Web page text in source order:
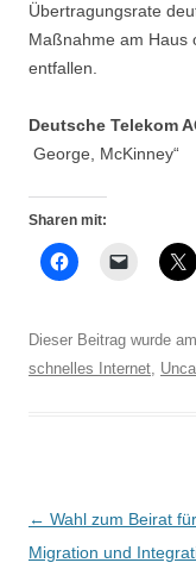
Übertragungsrate
Maßnahme am Haus
entfallen.
Deutsche Telekom
George, McKinney“
Sharen mit:
Dieser Beitrag wurde am
schnelles Internet,
Beitrags-
Navigation
← Wahl zum Beirat für
Migration und